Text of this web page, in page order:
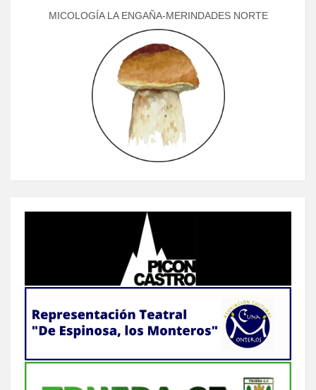
MICOLOGÍA LA ENGAÑA-MERINDADES NORTE